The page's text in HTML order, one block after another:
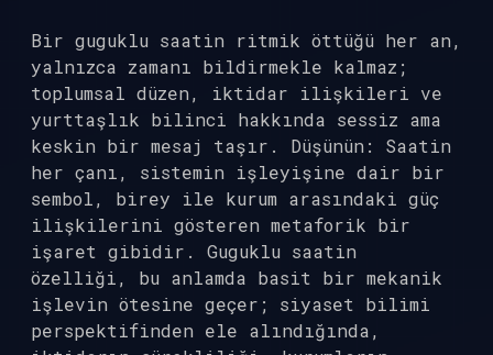
Bir guguklu saatin ritmik öttüğü her an,
yalnızca zamanı bildirmekle kalmaz;
toplumsal düzen, iktidar ilişkileri ve
yurttaşlık bilinci hakkında sessiz ama
keskin bir mesaj taşır. Düşünün: Saatin
her çanı, sistemin işleyişine dair bir
sembol, birey ile kurum arasındaki güç
ilişkilerini gösteren metaforik bir
işaret gibidir. Guguklu saatin
özelliği, bu anlamda basit bir mekanik
işlevin ötesine geçer; siyaset bilimi
perspektifinden ele alındığında,